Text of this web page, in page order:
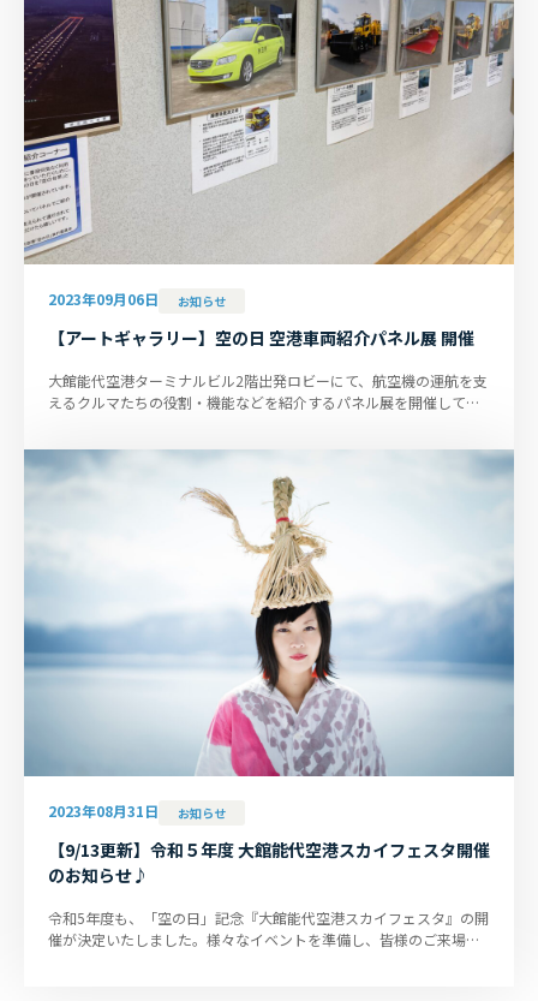
2023年09月06日 お知らせ
【アートギャラリー】空の日 空港車両紹介パネル展 開催
大館能代空港ターミナルビル2階出発ロビーにて、航空機の運航を支
えるクルマたちの役割・機能などを紹介するパネル展を開催してお
2023年08月31日 お知らせ
【9/13更新】令和５年度 大館能代空港スカイフェスタ開催
のお知らせ♪
令和5年度も、「空の日」記念『大館能代空港スカイフェスタ』の開
催が決定いたしました。様々なイベントを準備し、皆様のご来場を